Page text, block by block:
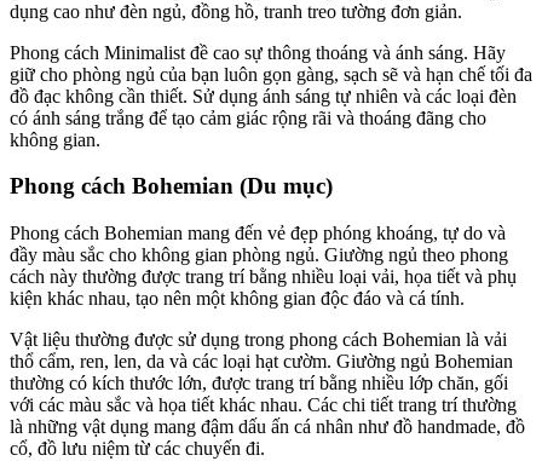
dụng cao như đèn ngủ, đồng hồ, tranh treo tường đơn giản.
Phong cách Minimalist đề cao sự thông thoáng và ánh sáng. Hãy
giữ cho phòng ngủ của bạn luôn gọn gàng, sạch sẽ và hạn chế tối đa
đồ đạc không cần thiết. Sử dụng ánh sáng tự nhiên và các loại đèn
có ánh sáng trắng để tạo cảm giác rộng rãi và thoáng đãng cho
không gian.
Phong cách Bohemian (Du mục)
Phong cách Bohemian mang đến vẻ đẹp phóng khoáng, tự do và
đầy màu sắc cho không gian phòng ngủ. Giường ngủ theo phong
cách này thường được trang trí bằng nhiều loại vải, họa tiết và phụ
kiện khác nhau, tạo nên một không gian độc đáo và cá tính.
Vật liệu thường được sử dụng trong phong cách Bohemian là vải
thổ cẩm, ren, len, da và các loại hạt cườm. Giường ngủ Bohemian
thường có kích thước lớn, được trang trí bằng nhiều lớp chăn, gối
với các màu sắc và họa tiết khác nhau. Các chi tiết trang trí thường
là những vật dụng mang đậm dấu ấn cá nhân như đồ handmade, đồ
cổ, đồ lưu niệm từ các chuyến đi.